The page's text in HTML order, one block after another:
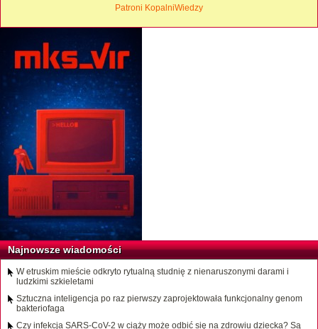
Patroni KopalniWiedzy
Najnowsze wiadomości
W etruskim mieście odkryto rytualną studnię z nienaruszonymi darami i
ludzkimi szkieletami
Sztuczna inteligencja po raz pierwszy zaprojektowała funkcjonalny genom
bakteriofaga
Czy infekcja SARS-CoV-2 w ciąży może odbić się na zdrowiu dziecka? Są